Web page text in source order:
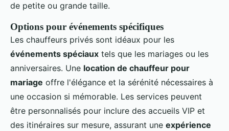
de petite ou grande taille.
Options pour événements spécifiques
Les chauffeurs privés sont idéaux pour les
événements spéciaux tels que les mariages ou les
anniversaires. Une location de chauffeur pour
mariage offre l'élégance et la sérénité nécessaires à
une occasion si mémorable. Les services peuvent
être personnalisés pour inclure des accueils VIP et
des itinéraires sur mesure, assurant une expérience